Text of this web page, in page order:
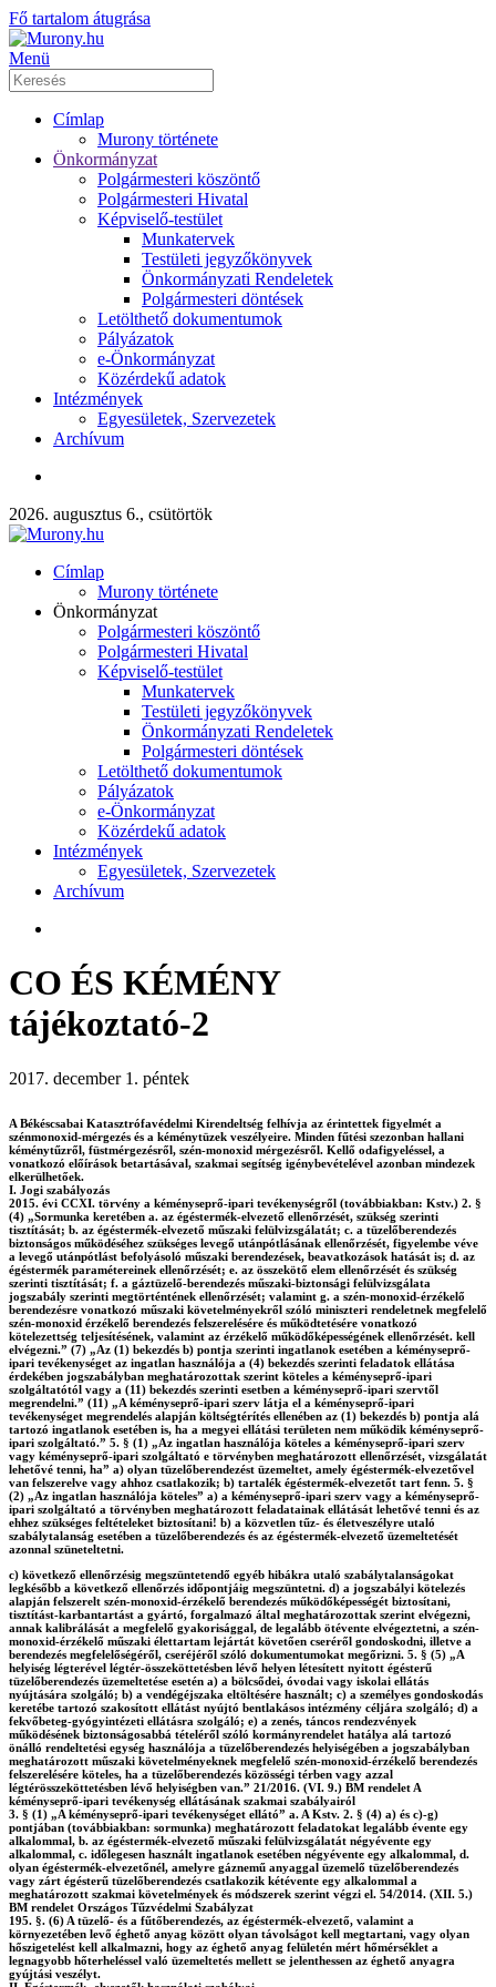
Fő tartalom átugrása
Menü
Címlap
Murony története
Önkormányzat
Polgármesteri köszöntő
Polgármesteri Hivatal
Képviselő-testület
Munkatervek
Testületi jegyzőkönyvek
Önkormányzati Rendeletek
Polgármesteri döntések
Letölthető dokumentumok
Pályázatok
e-Önkormányzat
Közérdekű adatok
Intézmények
Egyesületek, Szervezetek
Archívum
2026. augusztus 6., csütörtök
Címlap
Murony története
Önkormányzat
Polgármesteri köszöntő
Polgármesteri Hivatal
Képviselő-testület
Munkatervek
Testületi jegyzőkönyvek
Önkormányzati Rendeletek
Polgármesteri döntések
Letölthető dokumentumok
Pályázatok
e-Önkormányzat
Közérdekű adatok
Intézmények
Egyesületek, Szervezetek
Archívum
CO ÉS KÉMÉNY
tájékoztató-2
2017. december 1. péntek
A Békéscsabai Katasztrófavédelmi Kirendeltség felhívja az érintettek figyelmét a
szénmonoxid-mérgezés és a kéménytüzek veszélyeire. Minden fűtési szezonban hallani
kéménytűzről, füstmérgezésről, szén-monoxid mérgezésről. Kellő odafigyeléssel, a
vonatkozó előírások betartásával, szakmai segítség igénybevételével azonban mindezek
elkerülhetőek.
I. Jogi szabályozás
2015. évi CCXI. törvény a kéményseprő-ipari tevékenységről (továbbiakban: Kstv.) 2. §
(4) „Sormunka keretében a. az égéstermék-elvezető ellenőrzését, szükség szerinti
tisztítását; b. az égéstermék-elvezető műszaki felülvizsgálatát; c. a tüzelőberendezés
biztonságos működéséhez szükséges levegő utánpótlásának ellenőrzését, figyelembe véve
a levegő utánpótlást befolyásoló műszaki berendezések, beavatkozások hatását is; d. az
égéstermék paramétereinek ellenőrzését; e. az összekötő elem ellenőrzését és szükség
szerinti tisztítását; f. a gáztüzelő-berendezés műszaki-biztonsági felülvizsgálata
jogszabály szerinti megtörténtének ellenőrzését; valamint g. a szén-monoxid-érzékelő
berendezésre vonatkozó műszaki követelményekről szóló miniszteri rendeletnek megfelelő
szén-monoxid érzékelő berendezés felszerelésére és működtetésére vonatkozó
kötelezettség teljesítésének, valamint az érzékelő működőképességének ellenőrzését. kell
elvégezni.” (7) „Az (1) bekezdés b) pontja szerinti ingatlanok esetében a kéményseprő-
ipari tevékenységet az ingatlan használója a (4) bekezdés szerinti feladatok ellátása
érdekében jogszabályban meghatározottak szerint köteles a kéményseprő-ipari
szolgáltatótól vagy a (11) bekezdés szerinti esetben a kéményseprő-ipari szervtől
megrendelni.” (11) „A kéményseprő-ipari szerv látja el a kéményseprő-ipari
tevékenységet megrendelés alapján költségtérítés ellenében az (1) bekezdés b) pontja alá
tartozó ingatlanok esetében is, ha a megyei ellátási területen nem működik kéményseprő-
ipari szolgáltató.” 5. § (1) „Az ingatlan használója köteles a kéményseprő-ipari szerv
vagy kéményseprő-ipari szolgáltató e törvényben meghatározott ellenőrzését, vizsgálatát
lehetővé tenni, ha” a) olyan tüzelőberendezést üzemeltet, amely égéstermék-elvezetővel
van felszerelve vagy ahhoz csatlakozik; b) tartalék égéstermék-elvezetőt tart fenn. 5. §
(2) „Az ingatlan használója köteles” a) a kéményseprő-ipari szerv vagy a kéményseprő-
ipari szolgáltató a törvényben meghatározott feladatainak ellátását lehetővé tenni és az
ehhez szükséges feltételeket biztosítani! b) a közvetlen tűz- és életveszélyre utaló
szabálytalanság esetében a tüzelőberendezés és az égéstermék-elvezető üzemeltetését
azonnal szüneteltetni.
c) következő ellenőrzésig megszüntetendő egyéb hibákra utaló szabálytalanságokat
legkésőbb a következő ellenőrzés időpontjáig megszüntetni. d) a jogszabályi kötelezés
alapján felszerelt szén-monoxid-érzékelő berendezés működőképességét biztosítani,
tisztítást-karbantartást a gyártó, forgalmazó által meghatározottak szerint elvégezni,
annak kalibrálását a megfelelő gyakorisággal, de legalább ötévente elvégeztetni, a szén-
monoxid-érzékelő műszaki élettartam lejártát követően cseréről gondoskodni, illetve a
berendezés megfelelőségéről, cseréjéről szóló dokumentumokat megőrizni. 5. § (5) „A
helyiség légterével légtér-összeköttetésben lévő helyen létesített nyitott égésterű
tüzelőberendezés üzemeltetése esetén a) a bölcsődei, óvodai vagy iskolai ellátás
nyújtására szolgáló; b) a vendégéjszaka eltöltésére használt; c) a személyes gondoskodás
keretébe tartozó szakosított ellátást nyújtó bentlakásos intézmény céljára szolgáló; d) a
fekvőbeteg-gyógyintézeti ellátásra szolgáló; e) a zenés, táncos rendezvények
működésének biztonságosabbá tételéről szóló kormányrendelet hatálya alá tartozó
önálló rendeltetési egység használója a tüzelőberendezés helyiségében a jogszabályban
meghatározott műszaki követelményeknek megfelelő szén-monoxid-érzékelő berendezés
felszerelésére köteles, ha a tüzelőberendezés közösségi térben vagy azzal
légtérösszeköttetésben lévő helyiségben van.” 21/2016. (VI. 9.) BM rendelet A
kéményseprő-ipari tevékenység ellátásának szakmai szabályairól
3. § (1) „A kéményseprő-ipari tevékenységet ellátó” a. A Kstv. 2. § (4) a) és c)-g)
pontjában (továbbiakban: sormunka) meghatározott feladatokat legalább évente egy
alkalommal, b. az égéstermék-elvezető műszaki felülvizsgálatát négyévente egy
alkalommal, c. időlegesen használt ingatlanok esetében négyévente egy alkalommal, d.
olyan égéstermék-elvezetőnél, amelyre gáznemű anyaggal üzemelő tüzelőberendezés
vagy zárt égésterű tüzelőberendezés csatlakozik kétévente egy alkalommal a
meghatározott szakmai követelmények és módszerek szerint végzi el. 54/2014. (XII. 5.)
BM rendelet Országos Tűzvédelmi Szabályzat
195. §. (6) A tüzelő- és a fűtőberendezés, az égéstermék-elvezető, valamint a
környezetében levő éghető anyag között olyan távolságot kell megtartani, vagy olyan
hőszigetelést kell alkalmazni, hogy az éghető anyag felületén mért hőmérséklet a
legnagyobb hőterheléssel való üzemeltetés mellett se jelenthessen az éghető anyagra
gyújtási veszélyt.